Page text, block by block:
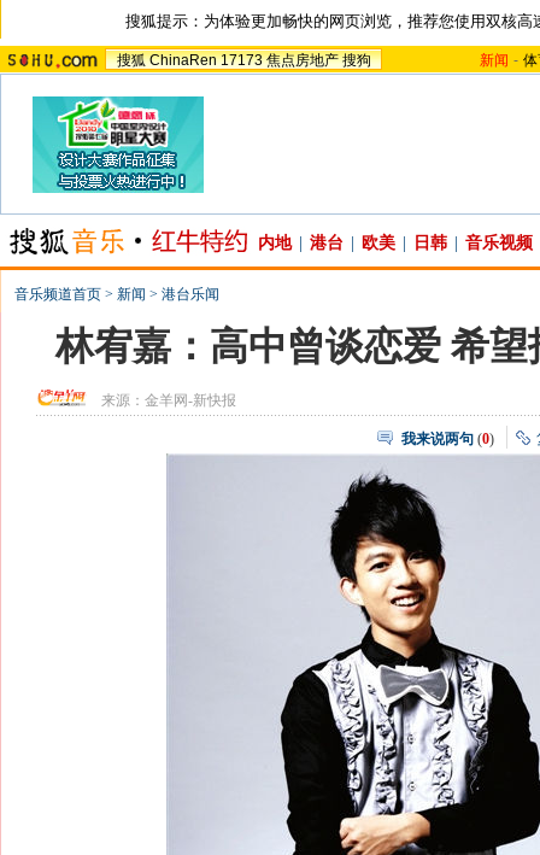
搜狐提示：为体验更加畅快的网页浏览，推荐您使用双核高
搜狐 ChinaRen 17173 焦点房地产 搜狗 新闻 -
内地 港台 欧美 日韩 音乐视频
音乐频道首页 > 新闻 > 港台乐闻
林宥嘉：高中曾谈恋爱 希
来源： 金羊网-新快报
我来说两句 (0)